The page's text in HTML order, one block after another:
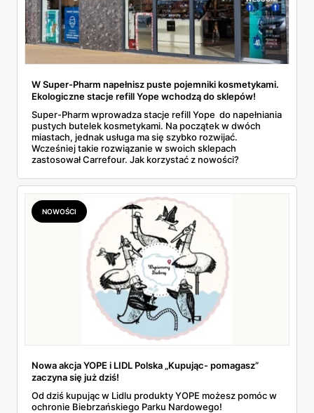
W Super-Pharm napełnisz puste pojemniki kosmetykami.
Ekologiczne stacje refill Yope wchodzą do sklepów!
Super-Pharm wprowadza stacje refill Yope do napełniania
pustych butelek kosmetykami. Na początek w dwóch
miastach, jednak usługa ma się szybko rozwijać.
Wcześniej takie rozwiązanie w swoich sklepach
zastosował Carrefour. Jak korzystać z nowości?
NOWOŚCI
Nowa akcja YOPE i LIDL Polska „Kupując- pomagasz”
zaczyna się już dziś!
Od dziś kupując w Lidlu produkty YOPE możesz pomóc w
ochronie Biebrzańskiego Parku Nardowego!